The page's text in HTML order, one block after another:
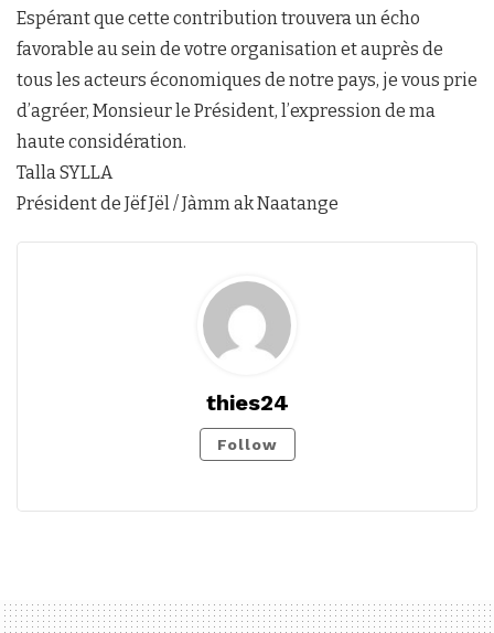
Espérant que cette contribution trouvera un écho
favorable au sein de votre organisation et auprès de
tous les acteurs économiques de notre pays, je vous prie
d’agréer, Monsieur le Président, l’expression de ma
haute considération.
Talla SYLLA
Président de Jëf Jël / Jàmm ak Naatange
thies24
Follow